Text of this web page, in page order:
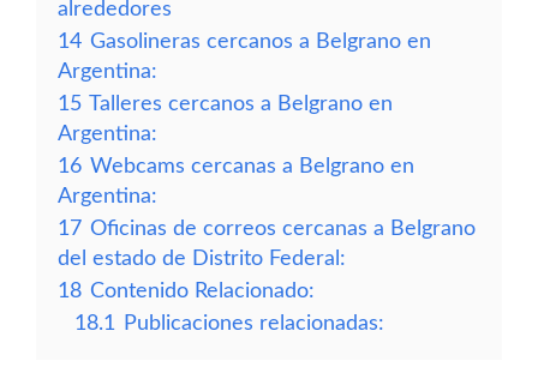
alrededores
14 Gasolineras cercanos a Belgrano en
Argentina:
15 Talleres cercanos a Belgrano en
Argentina:
16 Webcams cercanas a Belgrano en
Argentina:
17 Oficinas de correos cercanas a Belgrano
del estado de Distrito Federal:
18 Contenido Relacionado:
18.1
Publicaciones relacionadas: